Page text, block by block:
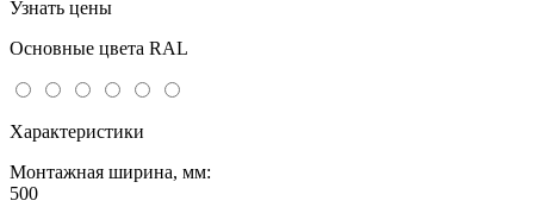
Узнать цены
Основные цвета RAL
Характеристики
Монтажная ширина, мм:
500